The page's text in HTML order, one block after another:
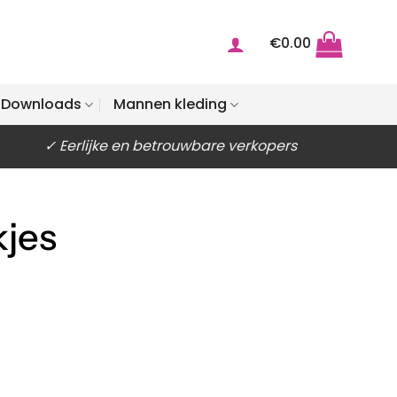
€0.00
Downloads Mannen kleding
✓ Eerlijke en betrouwbare verkopers